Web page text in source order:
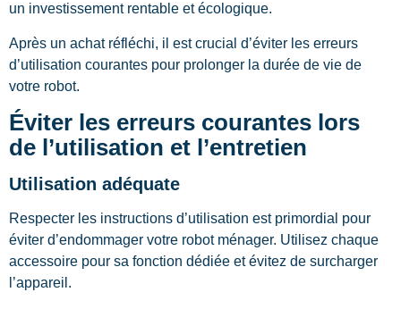
un investissement rentable et écologique.
Après un achat réfléchi, il est crucial d’éviter les erreurs
d’utilisation courantes pour prolonger la durée de vie de
votre robot.
Éviter les erreurs courantes lors
de l’utilisation et l’entretien
Utilisation adéquate
Respecter les instructions d’utilisation est primordial pour
éviter d’endommager votre robot ménager. Utilisez chaque
accessoire pour sa fonction dédiée et évitez de surcharger
l’appareil.